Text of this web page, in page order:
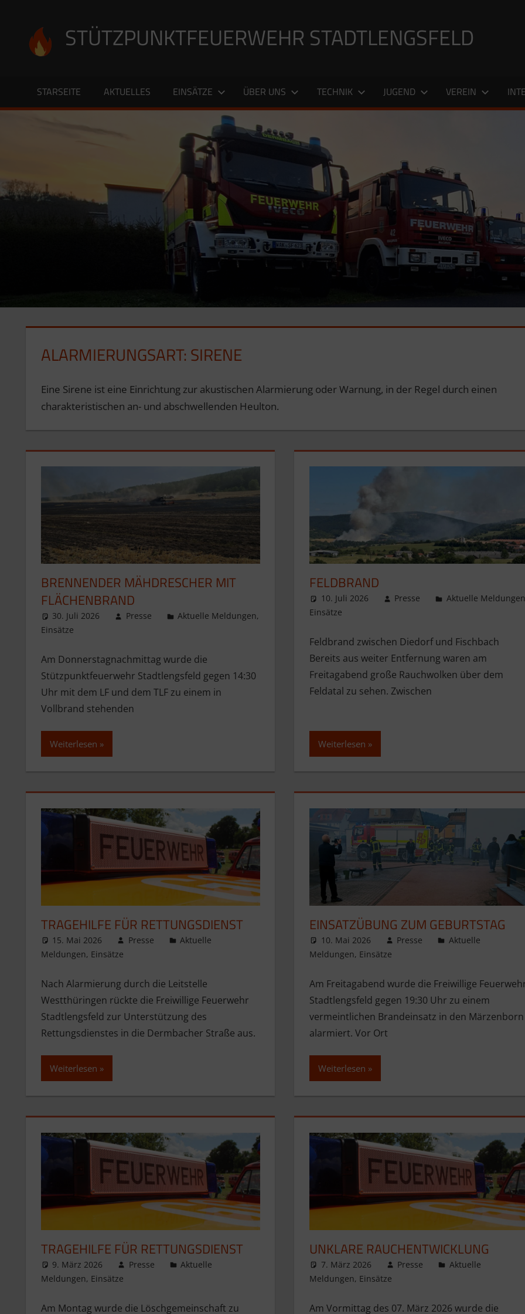
springen
STÜTZPUNKTFEUERWEHR STADTLENGSFELD
STARSEITE AKTUELLES EINSÄTZE ÜBER UNS TECHNIK JUGEND VEREIN
ALARMIERUNGSART: SIRENE
Eine Sirene ist eine Einrichtung zur akustischen Alarmierung oder Warnung, in der Regel durch einen
charakteristischen an- und abschwellenden Heulton.
BRENNENDER MÄHDRESCHER MIT
FLÄCHENBRAND
30. Juli 2026 Presse Aktuelle Meldungen,
Einsätze
Am Donnerstagnachmittag wurde die
Stützpunktfeuerwehr Stadtlengsfeld gegen 14:30
Uhr mit dem LF und dem TLF zu einem in
Vollbrand stehenden
Weiterlesen
FELDBRAND
10. Juli 2026 Presse
Aktuelle Meldungen
Einsätze
Feldbrand zwischen Diedorf und Fischbach
Bereits aus weiter Entfernung waren am
Freitagabend große Rauchwolken über dem
Feldatal zu sehen. Zwischen
Weiterlesen
TRAGEHILFE FÜR RETTUNGSDIENST
15. Mai 2026 Presse
Aktuelle
Meldungen, Einsätze
Nach Alarmierung durch die Leitstelle
Westthüringen rückte die Freiwillige Feuerwehr
Stadtlengsfeld zur Unterstützung des
Rettungsdienstes in die Dermbacher Straße aus.
Weiterlesen
EINSATZÜBUNG ZUM GEBURTSTAG
10. Mai 2026 Presse
Aktuelle
Meldungen, Einsätze
Am Freitagabend wurde die Freiwillige
Stadtlengsfeld gegen 19:30 Uhr zu einem
vermeintlichen Brandeinsatz in den Märzenborn
alarmiert. Vor Ort
Weiterlesen
TRAGEHILFE FÜR RETTUNGSDIENST
9. März 2026 Presse
Aktuelle
Meldungen, Einsätze
Am Montag wurde die Löschgemeinschaft zu
UNKLARE RAUCHENTWICKLUNG
7. März 2026 Presse
Aktuelle
Meldungen, Einsätze
Am Vormittag des 07. März 2026 wurde die